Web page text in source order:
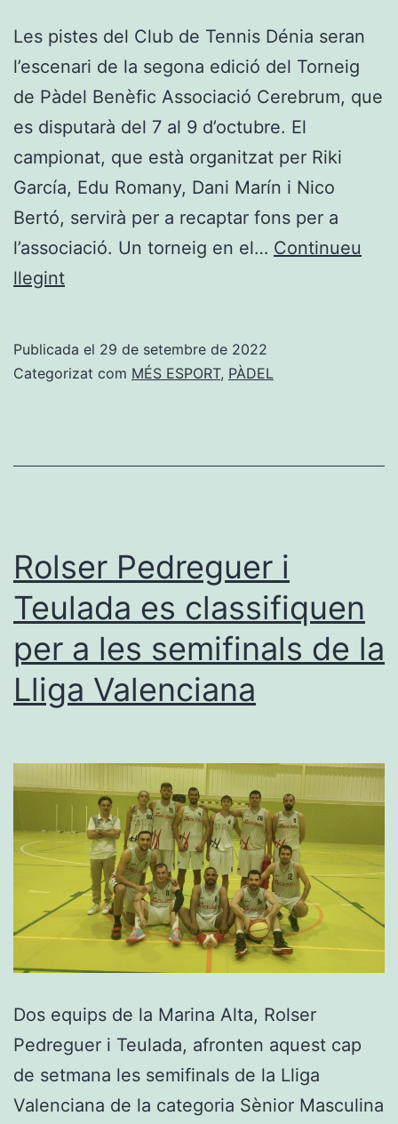
Les pistes del Club de Tennis Dénia seran
l’escenari de la segona edició del Torneig
de Pàdel Benèfic Associació Cerebrum, que
es disputarà del 7 al 9 d’octubre. El
campionat, que està organitzat per Riki
García, Edu Romany, Dani Marín i Nico
Bertó, servirà per a recaptar fons per a
l’associació. Un torneig en el… Continueu
llegintEl
de
disputa
en
el
CT
Dénia
Publicada el 29 de setembre de 2022
Categorizat com MÉS ESPORT, PÀDEL
Rolser Pedreguer i
Teulada es classifiquen
per a les semifinals de la
Lliga Valenciana
Dos equips de la Marina Alta, Rolser
Pedreguer i Teulada, afronten aquest cap
de setmana les semifinals de la Lliga
Valenciana de la categoria Sènior Masculina